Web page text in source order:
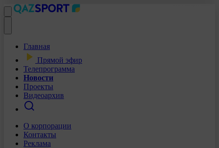
Главная
Прямой эфир
Телепрограмма
Новости
Проекты
Видеоархив
О корпорации
Контакты
Реклама